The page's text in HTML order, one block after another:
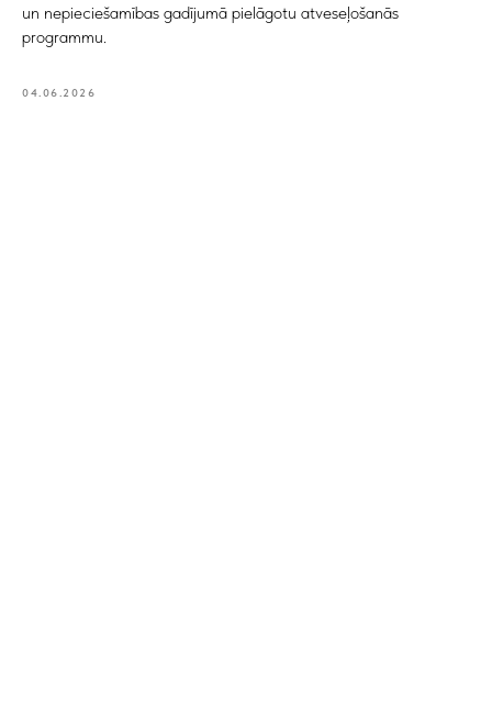
un nepieciešamības gadījumā pielāgotu atveseļošanās
programmu.
04.06.2026